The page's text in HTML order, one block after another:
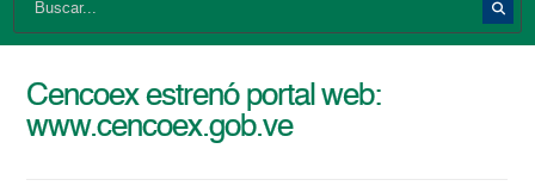
Cencoex estrenó portal web:
www.cencoex.gob.ve